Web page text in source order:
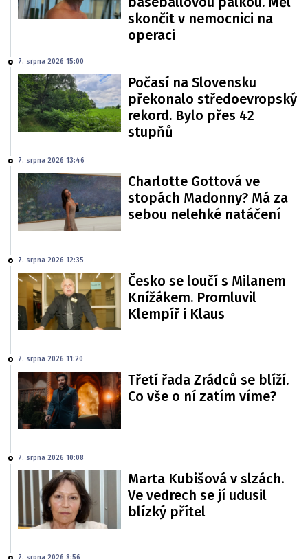
skončit v nemocnici na
operaci
7. srpna 2026 15:00
Počasí na Slovensku
překonalo středoevropský
rekord. Bylo přes 42
stupňů
7. srpna 2026 13:46
Charlotte Gottová ve
stopách Madonny? Má za
sebou nelehké natáčení
7. srpna 2026 12:35
Česko se loučí s Milanem
Knížákem. Promluvil
Klempíř i Klaus
7. srpna 2026 11:20
Třetí řada Zrádců se blíží.
Co vše o ní zatím víme?
7. srpna 2026 10:08
Marta Kubišová v slzách.
Ve vedrech se jí udusil
blízký přítel